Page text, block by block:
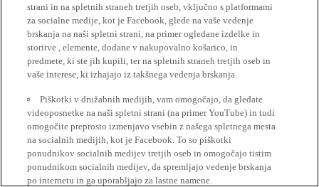
strani in na spletnih straneh tretjih oseb, vključno s platformami
za socialne medije, kot je Facebook, glede na vaše vedenje
brskanja na naši spletni strani, na primer ogledane izdelke in
storitve , elemente, dodane v nakupovalno košarico, in
predmete, ki ste jih kupili, ter na spletnih straneh tretjih oseb in
vaše interese, ki izhajajo iz takšnega vedenja brskanja.
Piškotki v družabnih medijih, vam omogočajo, da gledate
videoposnetke na naši spletni strani (na primer YouTube) in tudi
omogočite preprosto izmenjavo vsebin z našega spletnega mesta
na socialnih medijih, kot je Facebook. To so piškotki
ponudnikov socialnih medijev tretjih oseb in omogočajo tistim
ponudnikom socialnih medijev, da spremljajo vedenje brskanja
po internetu in ga uporabljajo za lastne namene.